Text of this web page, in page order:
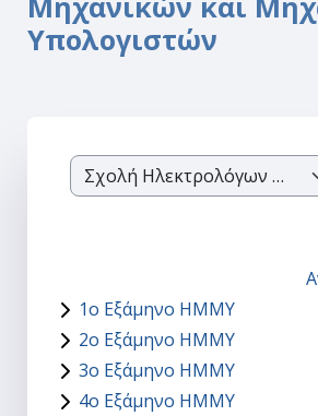
Υπολογιστών
Κατηγορίες μαθημάτων
1ο Εξάμηνο ΗΜΜΥ
2ο Εξάμηνο ΗΜΜΥ
3ο Εξάμηνο ΗΜΜΥ
4ο Εξάμηνο ΗΜΜΥ